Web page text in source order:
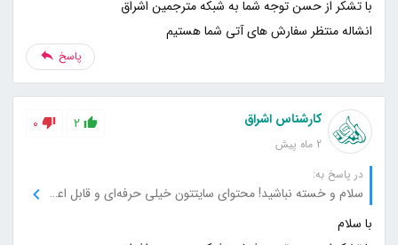
انشاله منتظر سفارش های آتی شما هستیم
پاسخ
کارشناس اشراق
2 ماه پیش
2
0
در پاسخ به:
سلام و خسته نباشید! محتوای سایتتون خیلی حرفه‌ای و قابل اعتماد بود. نکات کاربردی و جزئیات دقیقی که گفتید واقعا به کارم اومد. از نویسندگان سایت خیلی ممنونم که اینقدر دقیق و با اطلاعات کامل کار کردن.